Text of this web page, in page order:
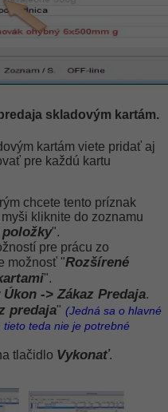
skladovým kartám.
kartám viete pridať aj
pre každú kartu
chcete tento príznak
kliknite do zoznamu
položky".
pre prácu zo
možnosť "Rozšírené
".
Úkon -> Zákaz Predaja.
predaja" (Jedná sa o hlavné
teda nie je potrebné
tlačidlo Vykonať.